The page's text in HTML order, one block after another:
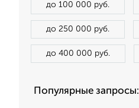
до 100 000 руб.
до 250 000 руб.
до 400 000 руб.
Популярные запросы: